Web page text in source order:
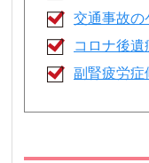
交通事故の
コロナ後遺
副腎疲労症